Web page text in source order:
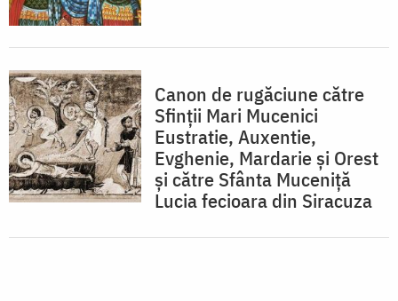
Canon de rugăciune către
Sfinţii Mari Mucenici
Eustratie, Auxentie,
Evghenie, Mardarie şi Orest
şi către Sfânta Muceniţă
Lucia fecioara din Siracuza